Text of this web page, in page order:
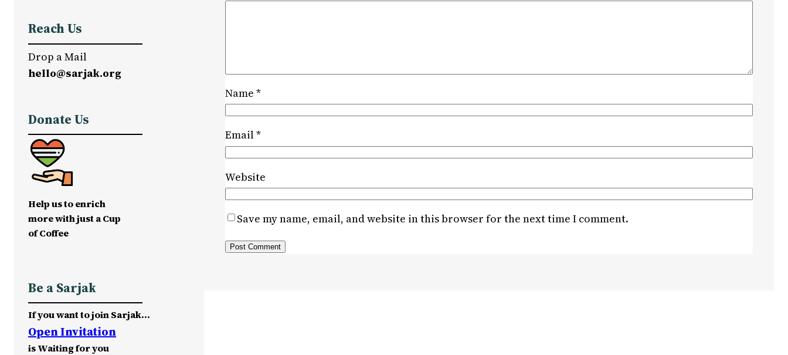
Reach Us
Drop a Mail
hello@sarjak.org
Donate Us
Help us to enrich
more with just a Cup
of Coffee
Be a Sarjak
If you want to join Sarjak…
Open Invitation
is Waiting for you
Name *
Email*
Website
Save my name, email, and website in this browser for the next time I comment.